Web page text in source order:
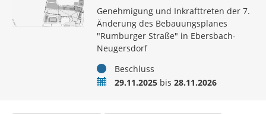
Genehmigung und Inkrafttreten der 7.
Änderung des Bebauungsplanes
"Rumburger Straße" in Ebersbach-
Neugersdorf
StatusBeschluss
Zeitraum29.11.2025bis 28.11.2026